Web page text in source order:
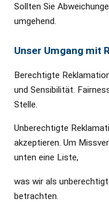
Sollten Sie
umgehend.
Unser Umgang mit
Berechtigte
und Sensibilität.
Stelle.
Unberechtigte
akzeptieren. Um
unten eine Liste,
was wir als
betrachten.